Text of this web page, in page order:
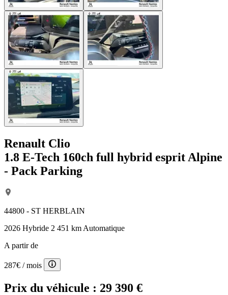
Renault Clio
1.8 E-Tech 160ch full hybrid esprit Alpine
- Pack Parking
44800 - ST HERBLAIN
2026 Hybride 2 451 km Automatique
A partir de
287€ / mois
Prix du véhicule : 29 390 €